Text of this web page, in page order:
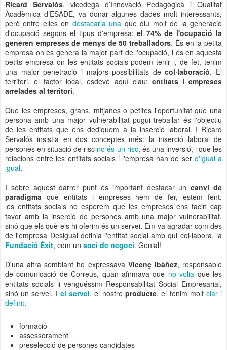
Ricard Servalós, vicedegà d’Innovació Pedagògica i Qualitat
Acadèmica d’ESADE, va donar algunes dades molt interessants,
però entre elles en destacaria una que diu molt de la generació
d'ocupació segons el tipus d'empresa:el 74% de l'ocupació la
generen empreses de menys de 50 treballadors. És en la petita
empresa on es genera la major part de l'ocupació, i és en aquesta
petits empresa on les entitats socials podem tenir i, de fet, tenim
una major penetració i majors possibilitats decol·laboració. El
territori, el factor local, esdevé aquí clau: entitats i empreses
arrelades al territori.
Que les empreses, grans, mitjanes o petites l'oportunitat que una
persona amb una major vulnerabilitat pugui treballar és l'objectiu
de les entitats que ens dediquem a la inserció laboral. I Ricard
Servalós insistia en dos conceptes més: la inserció laboral de
persones en situació de risc no és un risc, és una inversió, i que les
relacions entre les entitats socials i l'empresa han de ser d'igual a
igual.
I sobre aquest darrer punt és important destacar uncanvi de
paradigma que entitats i empreses hem de fer, estem fent:
les entitats socials no esperem que les empreses ens facin cap
favor amb la inserció de persones amb una major vulnerabilitat,
sinó que els què els hi oferim és un servei. Em va agradar com des
de l'empresa Desigual definia l'entitat social amb qui col·labora, la
Fundació Èxit, com un soci de negoci. Genial!
D'una altra semblant ho expressava Vicenç Ibàñez, responsable
de comunicació de Correus, quan afirmava que no volia que les
entitats socials li venguéssim Responsabilitat Social Empresarial,
sinó un servei. I el servei, el nostreproducte, el tenim molt clar i
definit:
formació
assessorament
preselecció de persones candidates